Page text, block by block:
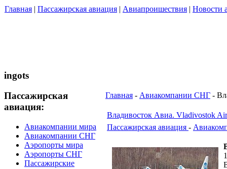
Главная | Пассажирская авиация | Авиапроишествия | Новости
ingots
Пассажирская
авиация:
Авиакомпании мира
Авиакомпании СНГ
Аэропорты мира
Аэропорты СНГ
Пассажирские
Главная - Авиакомпании СНГ -
Владивосток Авиа. Vladivostok
Пассажирская авиация -